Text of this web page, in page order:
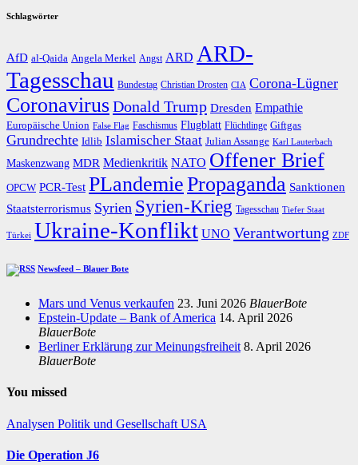
Schlagwörter
AfD al-Qaida Angela Merkel Angst ARD ARD-
Tagesschau Bundestag Christian Drosten CIA Corona-Lügner
CoronavirusDonald Trump Dresden Empathie
Europäische Union False Flag Faschismus Flugblatt Flüchtlinge Giftgas
Grundrechte Idlib Islamischer Staat Julian Assange Karl Lauterbach
Maskenzwang MDR Medienkritik NATO Offener Brief
OPCW PCR-Test PLandemiePropaganda Sanktionen
Staatsterrorismus Syrien Syrien-Krieg Tagesschau Tiefer Staat
Türkei Ukraine-Konflikt UNO Verantwortung ZDF
Newsfeed – Blauer Bote
Mars und Venus verkaufen 23. Juni 2026 BlauerBote
Epstein-Update – Bank of America 14. April 2026
BlauerBote
Berliner Erklärung zur Meinungsfreiheit 8. April 2026
BlauerBote
You missed
Analysen Politik und Gesellschaft USA
Die Operation J6